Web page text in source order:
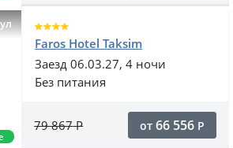
Faros Hotel Taksim
Заезд 06.03.27, 4 ночи
Без питания
79 867Р от 66 556 Р